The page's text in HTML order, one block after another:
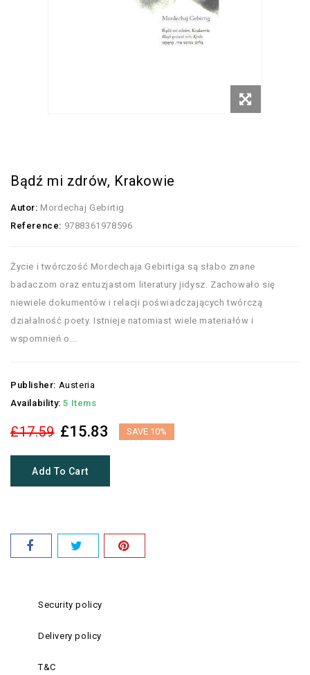
Bądź mi zdrów, Krakowie
Autor: Mordechaj Gebirtig
Reference: 9788361978596
Życie i twórczość Mordechaja Gebirtiga są słabo znane
badaczom oraz entuzjastom literatury jidysz. Zachowało się
niewiele dokumentów i relacji poświadczających twórczą
działalność poety. Istnieje natomiast wiele materiałów i
wspomnień o...
Publisher: Austeria
Availability: 5 Items
£17.59 £15.83 SAVE 10%
Add To Cart
Security policy
Delivery policy
T&C